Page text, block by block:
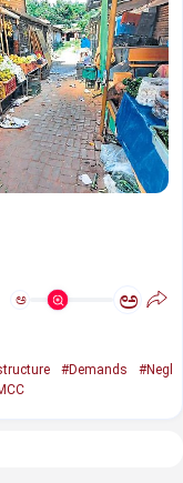
ಅ ಅ
#Demands
#Negl